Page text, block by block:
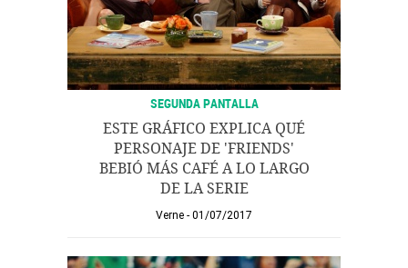
SEGUNDA PANTALLA
ESTE GRÁFICO EXPLICA QUÉ
PERSONAJE DE 'FRIENDS'
BEBIÓ MÁS CAFÉ A LO LARGO
DE LA SERIE
Verne 01/07/2017